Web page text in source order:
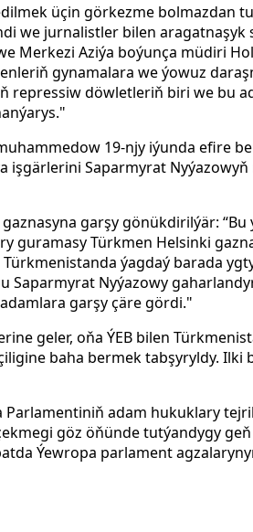
üçin görkezme bolmazdan
we jurnalistler bilen aragatnaşyk
Merkezi Aziýa boýunça müdiri
gynamalara we ýowuz
repressiw döwletleriň biri we bu
19-njy iýunda efire
işgärlerini Saparmyrat
garşy gönükdirilýär: “Bu
guramasy Türkmen Helsinki
ýagdaý barada
Saparmyrat Nyýazowy
garşy çäre gördi."
geler, oňa ÝEB bilen
baha bermek tabşyryldy. Ilki
adam hukuklary
göz öňünde tutýandygy geň
Ýewropa parlament